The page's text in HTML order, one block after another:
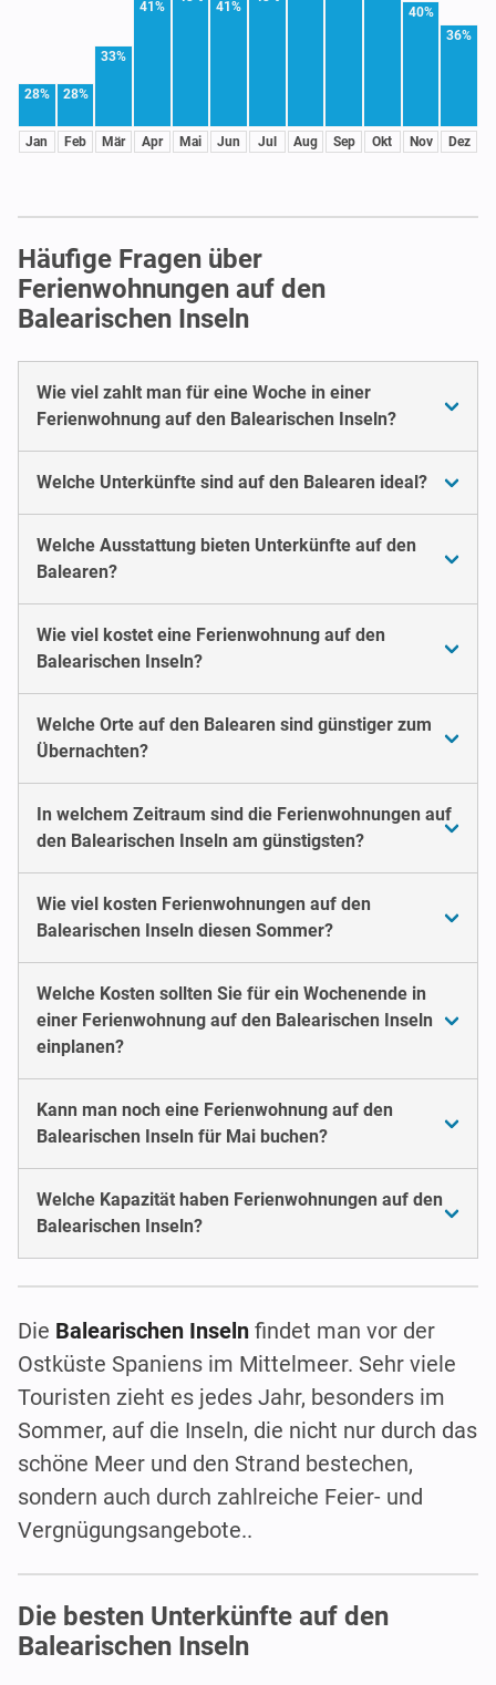
28%
Jan
28%
Feb
33%
Mär
41%
Apr Mai
41%
Jun Jul Aug Sep Okt
40%
Nov
36%
Dez
Häufige Fragen über
Ferienwohnungen auf den
Balearischen Inseln
Wie viel zahlt man für eine Woche in einer
Ferienwohnung auf den Balearischen Inseln?
Welche Unterkünfte sind auf den Balearen ideal?
Welche Ausstattung bieten Unterkünfte auf den
Balearen?
Wie viel kostet eine Ferienwohnung auf den
Balearischen Inseln?
Welche Orte auf den Balearen sind günstiger zum
Übernachten?
In welchem Zeitraum sind die Ferienwohnungen auf
den Balearischen Inseln am günstigsten?
Wie viel kosten Ferienwohnungen auf den
Balearischen Inseln diesen Sommer?
Welche Kosten sollten Sie für ein Wochenende in
einer Ferienwohnung auf den Balearischen Inseln
einplanen?
Kann man noch eine Ferienwohnung auf den
Balearischen Inseln für Mai buchen?
Welche Kapazität haben Ferienwohnungen auf den
Balearischen Inseln?
Die Balearischen Inseln findet man vor der
Ostküste Spaniens im Mittelmeer. Sehr viele
Touristen zieht es jedes Jahr, besonders im
Sommer, auf die Inseln, die nicht nur durch das
schöne Meer und den Strand bestechen,
sondern auch durch zahlreiche Feier- und
Vergnügungsangebote..
Die besten Unterkünfte auf den
Balearischen Inseln